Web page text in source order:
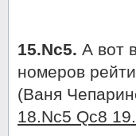
15.Nc5. А вот
номеров
(Ваня
18.Nc5 Qc8